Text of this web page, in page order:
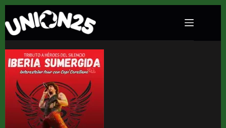
Iberia Sumergida ‘Tributo Héroes del Silencio’
en Sala Changó (Madrid) · 9 de mayo, 2026